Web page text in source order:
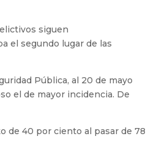
siguen
el segundo lugar de las
Pública, al 20 de mayo
el de mayor incidencia. De
de 40 por ciento al pasar de 78